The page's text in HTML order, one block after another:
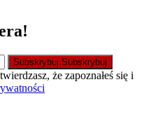
Subskrybuj Subskrybuj
że zapoznałeś się i